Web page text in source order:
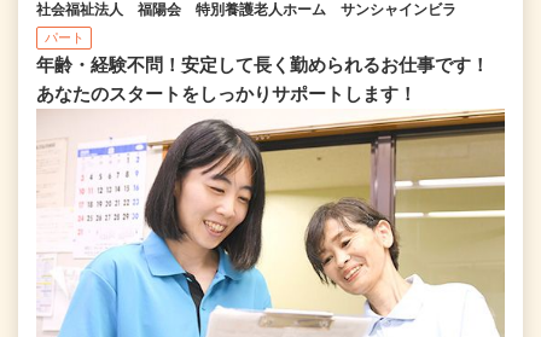
社会福祉法人 福陽会 特別養護老人ホーム サンシャインビラ
パート
年齢・経験不問！安定して長く勤められるお仕事です！
あなたのスタートをしっかりサポートします！